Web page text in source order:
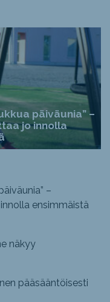
päiväunia” –
jo innolla
–
ensimmäistä
näkyy
pääsääntöisesti